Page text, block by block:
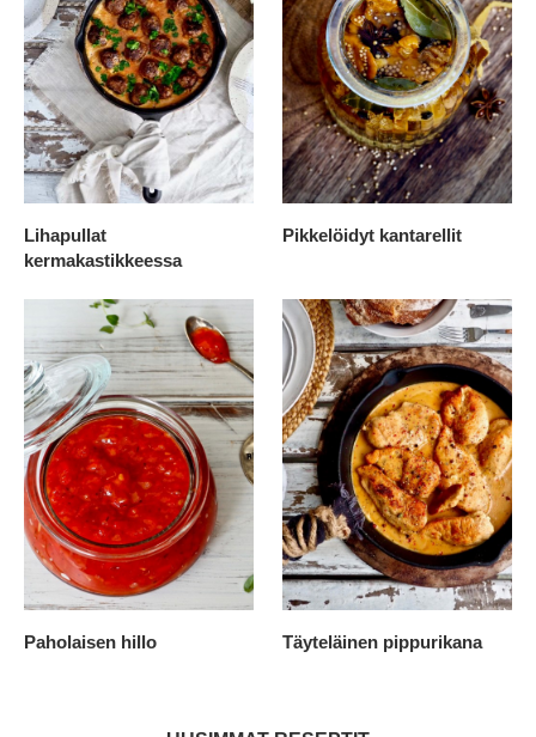
Lihapullat
kermakastikkeessa
Pikkelöidyt kantarellit
Paholaisen hillo Täyteläinen pippurikana